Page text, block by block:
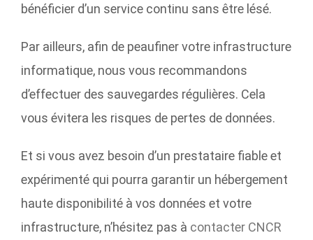
bénéficier d’un service continu sans être lésé.
Par ailleurs, afin de peaufiner votre infrastructure
informatique, nous vous recommandons
d’effectuer des sauvegardes régulières. Cela
vous évitera les risques de pertes de données.
Et si vous avez besoin d’un prestataire fiable et
expérimenté qui pourra garantir un hébergement
haute disponibilité à vos données et votre
infrastructure, n’hésitez pas à contacter CNCR